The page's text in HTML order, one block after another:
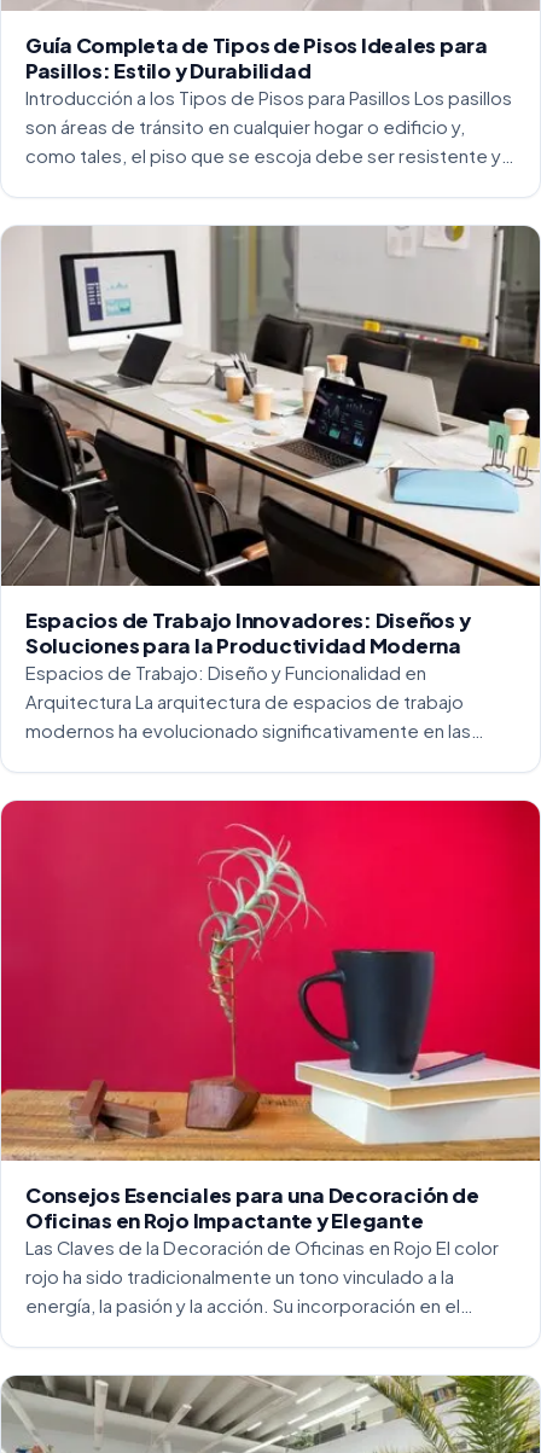
Guía Completa de Tipos de Pisos Ideales para
Pasillos: Estilo y Durabilidad
Introducción a los Tipos de Pisos para Pasillos Los pasillos
son áreas de tránsito en cualquier hogar o edificio y,
como tales, el piso que se escoja debe ser resistente y
Espacios de Trabajo Innovadores: Diseños y
Soluciones para la Productividad Moderna
Espacios de Trabajo: Diseño y Funcionalidad en
Arquitectura La arquitectura de espacios de trabajo
modernos ha evolucionado significativamente en las
Consejos Esenciales para una Decoración de
Oficinas en Rojo Impactante y Elegante
Las Claves de la Decoración de Oficinas en Rojo El color
rojo ha sido tradicionalmente un tono vinculado a la
energía, la pasión y la acción. Su incorporación en el